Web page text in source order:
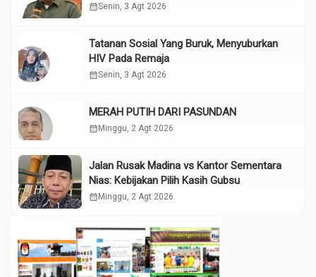
calendar_monthSenin, 3 Agt 2026
Tatanan Sosial Yang Buruk, Menyuburkan
HIV Pada Remaja
calendar_monthSenin, 3 Agt 2026
MERAH PUTIH DARI PASUNDAN
calendar_month Minggu, 2 Agt 2026
Jalan Rusak Madina vs Kantor Sementara
Nias: Kebijakan Pilih Kasih Gubsu
calendar_month Minggu, 2 Agt 2026